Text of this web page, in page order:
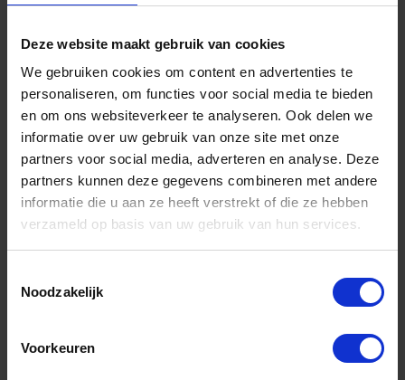
Deze website maakt gebruik van cookies
We gebruiken cookies om content en advertenties te
personaliseren, om functies voor social media te bieden
en om ons websiteverkeer te analyseren. Ook delen we
informatie over uw gebruik van onze site met onze
partners voor social media, adverteren en analyse. Deze
partners kunnen deze gegevens combineren met andere
informatie die u aan ze heeft verstrekt of die ze hebben
verzameld op basis van uw gebruik van hun services.
Noodzakelijk
Voorkeuren
-
Bestel nu!